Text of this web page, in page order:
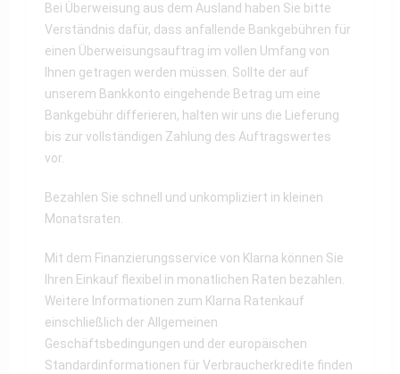
Bei Überweisung aus dem Ausland haben Sie bitte
Verständnis dafür, dass anfallende Bankgebühren für
einen Überweisungsauftrag im vollen Umfang von
Ihnen getragen werden müssen. Sollte der auf
unserem Bankkonto eingehende Betrag um eine
Bankgebühr differieren, halten wir uns die Lieferung
bis zur vollständigen Zahlung des Auftragswertes
vor.
Bezahlen Sie schnell und unkompliziert in kleinen
Monatsraten.
Mit dem Finanzierungsservice von Klarna können Sie
Ihren Einkauf flexibel in monatlichen Raten bezahlen.
Weitere Informationen zum Klarna Ratenkauf
einschließlich der Allgemeinen
Geschäftsbedingungen und der europäischen
Standardinformationen für Verbraucherkredite finden